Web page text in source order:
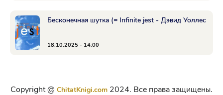
Бесконечная шутка (= Infinite jest - Дэвид Уоллес
18.10.2025 - 14:00
Copyright @ ChitatKnigi.com 2024. Все права защищены.